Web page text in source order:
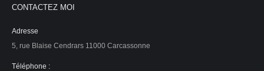
CONTACTEZ MOI
Adresse
5, rue Blaise Cendrars 11000 Carcassonne
Téléphone :